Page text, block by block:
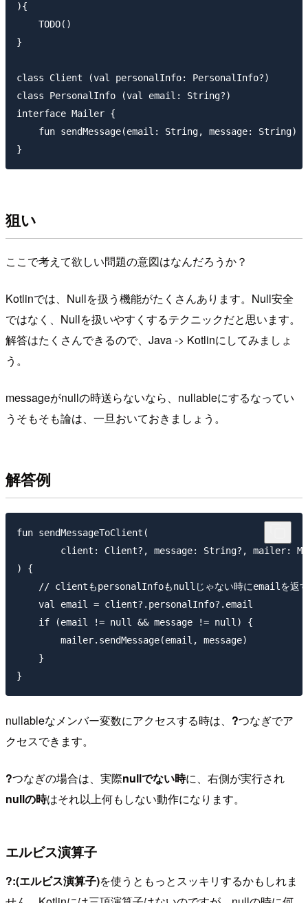
){
    TODO()
}
class Client (val personalInfo: PersonalInfo?)
class PersonalInfo (val email: String?)
interface Mailer {
    fun sendMessage(email: String, message: String)
狙い
ここで考えて欲しい問題の意図はなんだろうか？
Kotlinでは、Nullを扱う機能がたくさんあります。Null安全
ではなく、Nullを扱いやすくするテクニックだと思います。
解答はたくさんできるので、Java -> Kotlinにしてみましょ
う。
messageがnullの時送らないなら、nullableにするなってい
うそもそも論は、一旦おいておきましょう。
解答例
fun sendMessageToClient(
client: Client?, message: String?, mailer:
) {
// clientもpersonalInfoもnullじゃない時にemailを返
    val email = client?.personalInfo?.email
    if (email != null && message != null) {
        mailer.sendMessage(email, message)
    }
nullableなメンバー変数にアクセスする時は、 ?つなぎでア
クセスできます。
?つなぎの場合は、実際nullでない時に、右側が実行され
nullの時はそれ以上何もしない動作になります。
エルビス演算子
?:(エルビス演算子)を使うともっとスッキリするかもしれま